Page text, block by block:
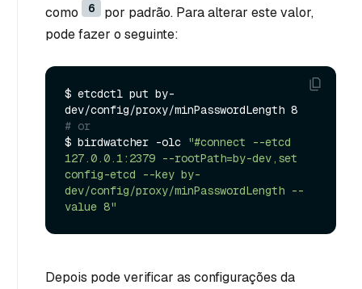
como
6
por padrão. Para alterar este valor,
pode fazer o seguinte:
$ etcdctl put by-
# or
$ birdwatcher -olc "#connect --etcd
127.0.0.1:2379 --rootPath=by-dev,set
config-etcd --key by-
dev/config/proxy/minPasswordLength --
value 8"
Depois pode verificar as configurações da